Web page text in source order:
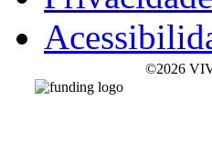
©2026